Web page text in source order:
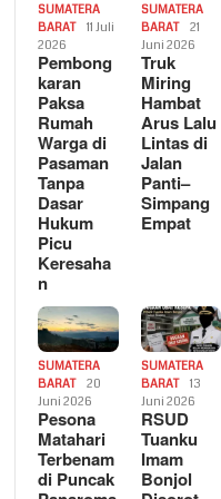
SUMATERA
BARAT
11 Juli
2026
Pembong
karan
Paksa
Rumah
Warga di
Pasaman
Tanpa
Dasar
Hukum
Picu
Keresaha
n
SUMATERA
BARAT
21
Juni 2026
Truk
Miring
Hambat
Arus Lalu
Lintas di
Jalan
Panti–
Simpang
Empat
SUMATERA
BARAT
20
Juni 2026
Pesona
Matahari
Terbenam
di Puncak
SUMATERA
BARAT
13
Juni 2026
RSUD
Tuanku
Imam
Bonjol